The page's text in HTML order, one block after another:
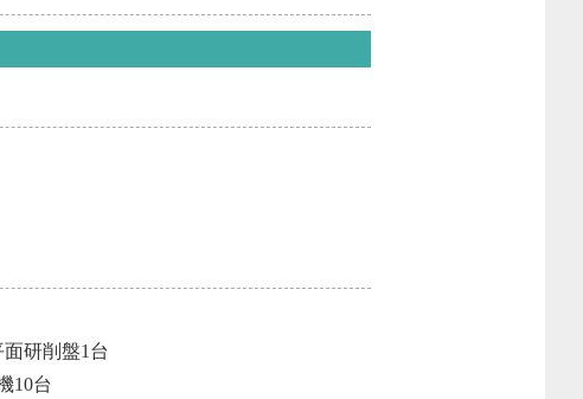
研削盤1台
10台